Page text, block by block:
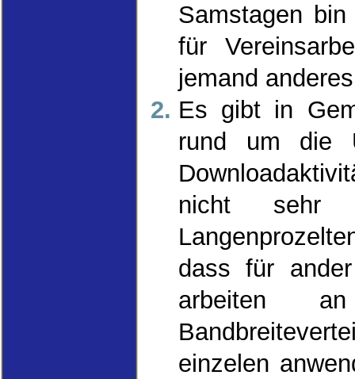
Samstagen
für
jemand
Es gibt in
rund um die
nicht sehr
dass für
arbeiten
einzelen